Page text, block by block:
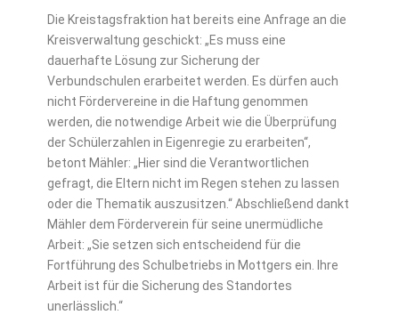
Die Kreistagsfraktion hat bereits eine Anfrage an die
Kreisverwaltung geschickt: „Es muss eine
dauerhafte Lösung zur Sicherung der
Verbundschulen erarbeitet werden. Es dürfen auch
nicht Fördervereine in die Haftung genommen
werden, die notwendige Arbeit wie die Überprüfung
der Schülerzahlen in Eigenregie zu erarbeiten“,
betont Mähler: „Hier sind die Verantwortlichen
gefragt, die Eltern nicht im Regen stehen zu lassen
oder die Thematik auszusitzen.“ Abschließend dankt
Mähler dem Förderverein für seine unermüdliche
Arbeit: „Sie setzen sich entscheidend für die
Fortführung des Schulbetriebs in Mottgers ein. Ihre
Arbeit ist für die Sicherung des Standortes
unerlässlich.“